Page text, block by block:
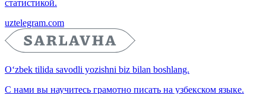
статистикой.
uztelegram.com
O‘zbek tilida savodli yozishni biz bilan boshlang.
С нами вы научитесь грамотно писать на узбекском языке.